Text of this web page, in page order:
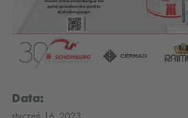
Data: